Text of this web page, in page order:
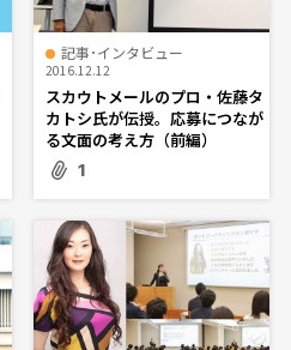
記事･インタビュー
2016.12.12
スカウトメールのプロ・佐藤タ
カトシ氏が伝授。応募につなが
る文面の考え方（前編）
1